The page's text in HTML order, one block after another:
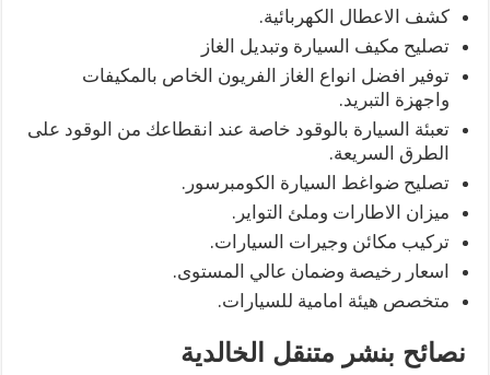
كشف الاعطال الكهربائية.
تصليح مكيف السيارة وتبديل الغاز
توفير افضل انواع الغاز الفريون الخاص بالمكيفات
واجهزة التبريد.
تعبئة السيارة بالوقود خاصة عند انقطاعك من الوقود على
الطرق السريعة.
تصليح ضواغط السيارة الكومبرسور.
ميزان الاطارات وملئ التواير.
تركيب مكائن وجيرات السيارات.
اسعار رخيصة وضمان عالي المستوى.
متخصص هيئة امامية للسيارات.
نصائح بنشر متنقل الخالدية